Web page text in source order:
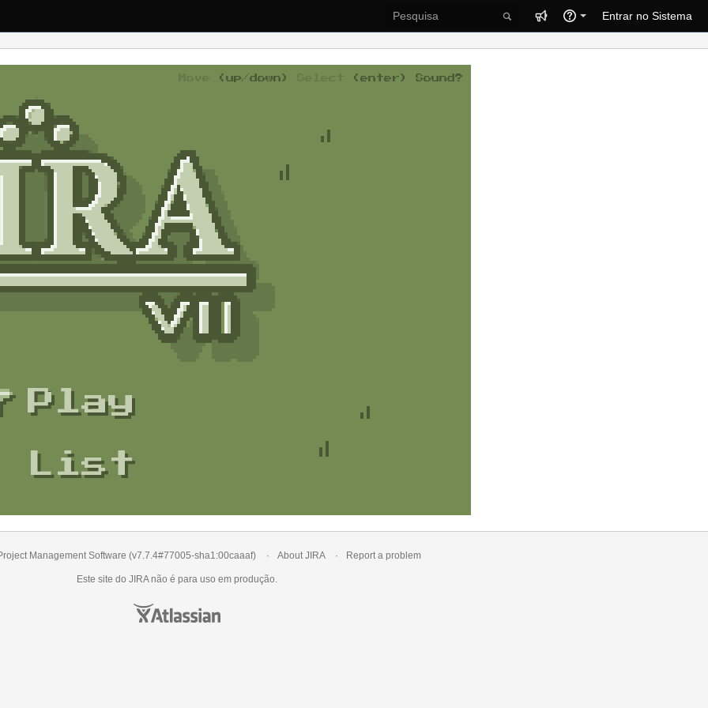
Entrar no Sistema
(up/down) (enter) Sound?
Play
List
Management Software (v7.7.4#77005-sha1:00caaaf) About JIRA Report a problem
Este site do JIRAnão é para uso em produção.